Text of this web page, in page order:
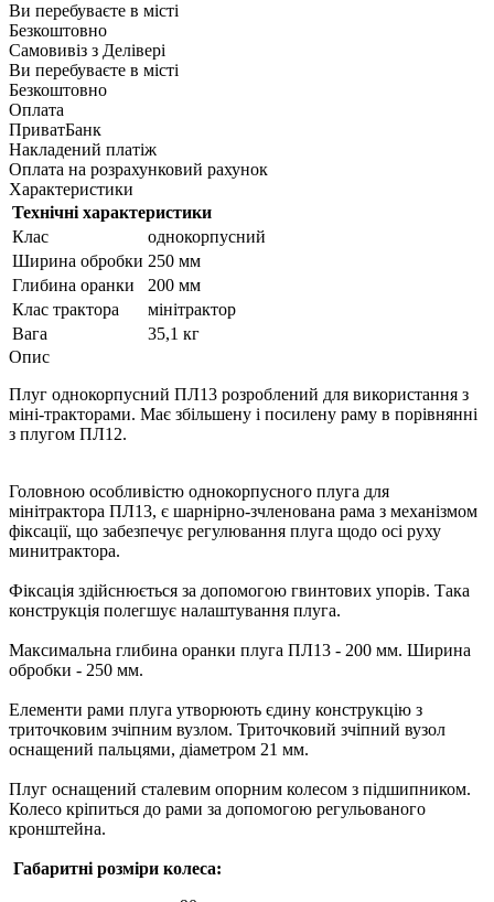
Ви перебуваєте в місті
Безкоштовно
Самовивіз з Делівері
Ви перебуваєте в місті
Безкоштовно
Оплата
ПриватБанк
Накладений платіж
Оплата на розрахунковий рахунок
Характеристики
Технічні характеристики
Клас
однокорпусний
Ширина обробки 250 мм
Глибина оранки
200 мм
Клас трактора
мінітрактор
Вага
35,1 кг
Опис
Плуг однокорпусний ПЛ13 розроблений для використання з
міні-тракторами. Має збільшену і посилену раму в порівнянні
з плугом ПЛ12.
Головною особливістю однокорпусного плуга для
мінітрактора ПЛ13, є шарнірно-зчленована рама з механізмом
фіксації, що забезпечує регулювання плуга щодо осі руху
минитрактора.
Фіксація здійснюється за допомогою гвинтових упорів. Така
конструкція полегшує налаштування плуга.
Максимальна глибина оранки плуга ПЛ13 - 200 мм. Ширина
обробки - 250 мм.
Елементи рами плуга утворюють єдину конструкцію з
триточковим зчіпним вузлом. Триточковий зчіпний вузол
оснащений пальцями, діаметром 21 мм.
Плуг оснащений сталевим опорним колесом з підшипником.
Колесо кріпиться до рами за допомогою регульованого
кронштейна.
Габаритні розміри колеса: